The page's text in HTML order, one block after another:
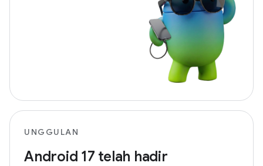
UNGGULAN
Android 17 telah hadir